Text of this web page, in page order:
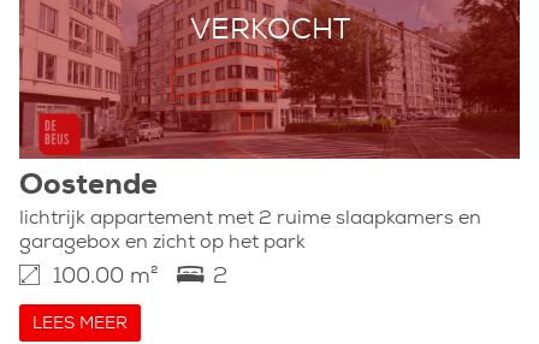
VERKOCHT
Oostende
lichtrijk appartement met 2 ruime slaapkamers en
garagebox en zicht op het park
100.00 m² 2
LEES MEER